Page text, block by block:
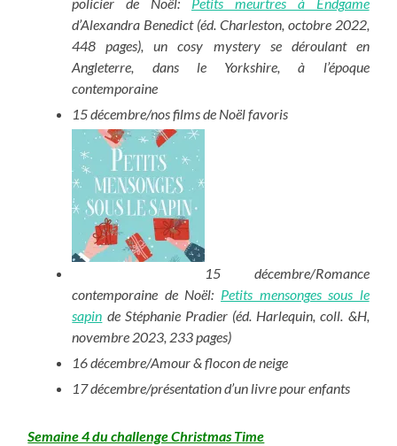
d’Alexandra Benedict (éd. Charleston, octobre 2022,
448 pages), un cosy mystery se déroulant en
Angleterre, dans le Yorkshire, à l’époque
contemporaine
15 décembre/nos films de Noël favoris
15 décembre/Romance
contemporaine de Noël: Petits mensonges sous le
sapin de Stéphanie Pradier (éd. Harlequin, coll. &H,
novembre 2023, 233 pages)
16 décembre/Amour & flocon de neige
17 décembre/présentation d’un livre pour enfants
Semaine 4 du challenge Christmas Time